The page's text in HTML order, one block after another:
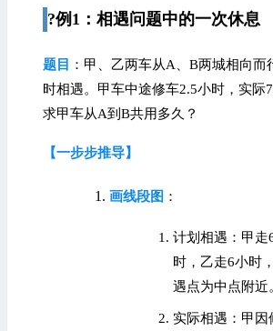
?例1：相遇问题中的一次休息
题目
：甲、乙两车从A、B两城相向而
时相遇。甲车中途修车2.5小时，实际
求甲车从A到B共用多久？
【一步步推导】
画线段图 ：
计划相遇：甲走
时，乙走6小时
遇点为中点附近
实际相遇：甲因